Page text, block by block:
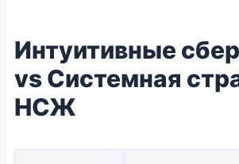
Интуитивные
vs Системная
НСЖ